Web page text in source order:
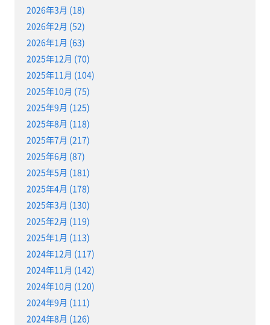
2026年3月 (18)
2026年2月 (52)
2026年1月 (63)
2025年12月 (70)
2025年11月 (104)
2025年10月 (75)
2025年9月 (125)
2025年8月 (118)
2025年7月 (217)
2025年6月 (87)
2025年5月 (181)
2025年4月 (178)
2025年3月 (130)
2025年2月 (119)
2025年1月 (113)
2024年12月 (117)
2024年11月 (142)
2024年10月 (120)
2024年9月 (111)
2024年8月 (126)